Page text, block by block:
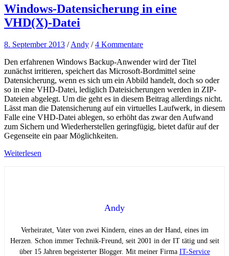
Windows-Datensicherung in eine
VHD(X)-Datei
8. September 2013 /Andy /4 Kommentare
Den erfahrenen Windows Backup-Anwender wird der Titel
zunächst irritieren, speichert das Microsoft-Bordmittel seine
Datensicherung, wenn es sich um ein Abbild handelt, doch so oder
so in eine VHD-Datei, lediglich Dateisicherungen werden in ZIP-
Dateien abgelegt. Um die geht es in diesem Beitrag allerdings nicht.
Lässt man die Datensicherung auf ein virtuelles Laufwerk, in diesem
Falle eine VHD-Datei ablegen, so erhöht das zwar den Aufwand
zum Sichern und Wiederherstellen geringfügig, bietet dafür auf der
Gegenseite ein paar Möglichkeiten.
Weiterlesen
Andy
Verheiratet, Vater von zwei Kindern, eines an der Hand, eines im
Herzen. Schon immer Technik-Freund, seit 2001 in der IT tätig und seit
über 15 Jahren begeisterter Blogger. Mit meiner Firma IT-Service